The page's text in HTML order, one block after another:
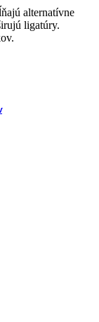
alternatívne
ligatúry.